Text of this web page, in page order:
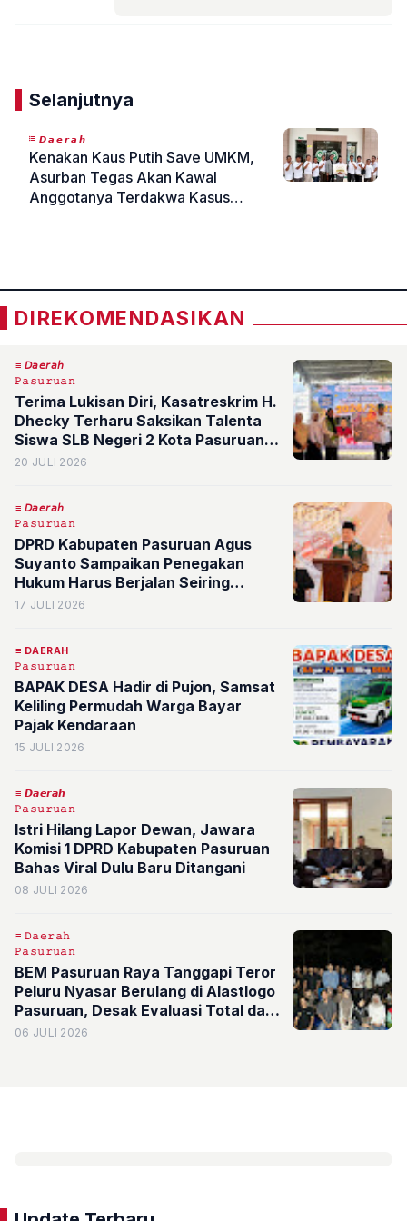
Selanjutnya
𝘿𝙖𝙚𝙧𝙖𝙝
Kenakan Kaus Putih Save UMKM,
Asurban Tegas Akan Kawal
Anggotanya Terdakwa Kasus
DIREKOMENDASIKAN
𝘋𝘢𝘦𝘳𝘢𝘩
𝙿𝚊𝚜𝚞𝚛𝚞𝚊𝚗
Terima Lukisan Diri, Kasatreskrim H.
Dhecky Terharu Saksikan Talenta
Siswa SLB Negeri 2 Kota Pasuruan
Siap Dukung Pendidikan Anak
20 JULI 2026
𝘋𝘢𝘦𝘳𝘢𝘩
𝙿𝚊𝚜𝚞𝚛𝚞𝚊𝚗
DPRD Kabupaten Pasuruan Agus
Suyanto Sampaikan Penegakan
Hukum Harus Berjalan Seiring
dengan Stabilitas Ekonomi dan Iklim
17 JULI 2026
DAERAH
𝙿𝚊𝚜𝚞𝚛𝚞𝚊𝚗
BAPAK DESA Hadir di Pujon, Samsat
Keliling Permudah Warga Bayar
Pajak Kendaraan
15 JULI 2026
𝘿𝙖𝙚𝙧𝙖𝙝
𝙿𝚊𝚜𝚞𝚛𝚞𝚊𝚗
Istri Hilang Lapor Dewan, Jawara
Komisi 1 DPRD Kabupaten Pasuruan
Bahas Viral Dulu Baru Ditangani
08 JULI 2026
𝙳𝚊𝚎𝚛𝚊𝚑
𝙿𝚊𝚜𝚞𝚛𝚞𝚊𝚗
BEM Pasuruan Raya Tanggapi Teror
Peluru Nyasar Berulang di Alastlogo
Pasuruan, Desak Evaluasi Total dan
Ancam Turun ke Jalan
06 JULI 2026